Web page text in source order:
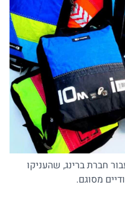
חברת ברינג, שהעניקו